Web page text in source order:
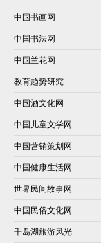
中国书画网
中国书法网
中国兰花网
教育趋势研究
中国酒文化网
中国儿童文学网
中国营销策划网
中国健康生活网
世界民间故事网
中国民俗文化网
千岛湖旅游风光